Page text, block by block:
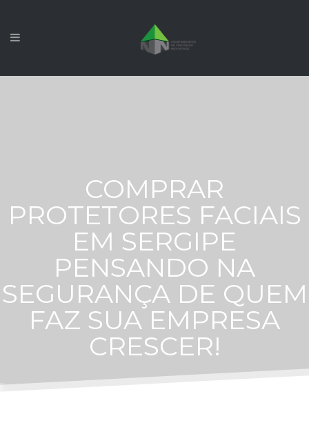
COMPRAR
PROTETORES FACIAIS
EM SERGIPE
PENSANDO NA
SEGURANÇA DE QUEM
FAZ SUA EMPRESA
CRESCER!